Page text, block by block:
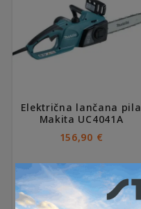
Električna lančana pila
Makita UC4041A
156,90 €